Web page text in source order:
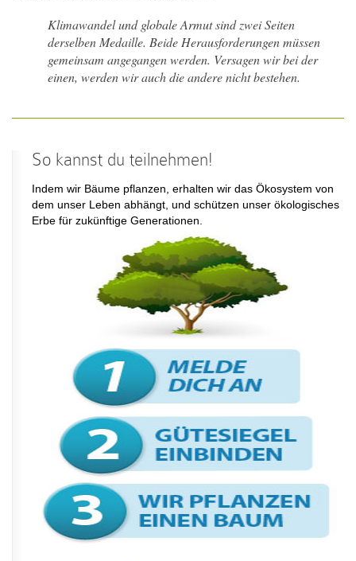
Klimawandel und globale Armut sind zwei Seiten
derselben Medaille. Beide Herausforderungen müssen
gemeinsam angegangen werden. Versagen wir bei der
einen, werden wir auch die andere nicht bestehen.
So kannst du teilnehmen!
Indem wir Bäume pflanzen, erhalten wir das Ökosystem von
dem unser Leben abhängt, und schützen unser ökologisches
Erbe für zukünftige Generationen.